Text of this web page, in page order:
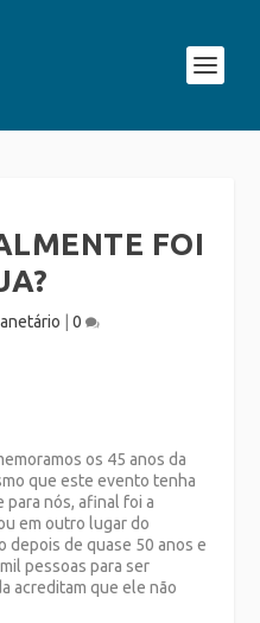
FOI
0
os 45 anos da
que este evento tenha
nós, afinal foi a
em outro lugar do
depois de quase 50 anos e
pessoas para ser
acreditam que ele não